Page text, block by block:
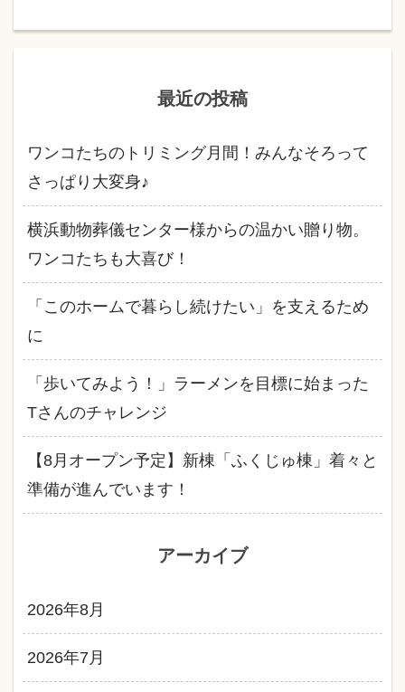
最近の投稿
ワンコたちのトリミング月間！みんなそろって
さっぱり大変身♪
横浜動物葬儀センター様からの温かい贈り物。
ワンコたちも大喜び！
「このホームで暮らし続けたい」を支えるため
に
「歩いてみよう！」ラーメンを目標に始まった
Tさんのチャレンジ
【8月オープン予定】新棟「ふくじゅ棟」着々と
準備が進んでいます！
アーカイブ
2026年8月
2026年7月